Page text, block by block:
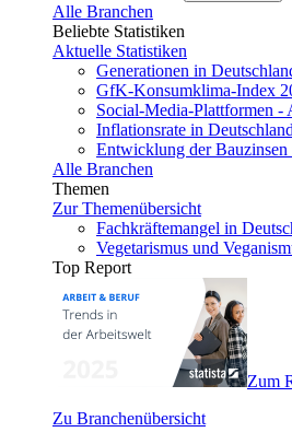
Alle Branchen
Beliebte Statistiken
Aktuelle Statistiken
Generationen in
GfK-Konsumklima-Index
Social-Media-Plattformen -
Inflationsrate in
Entwicklung der
Alle Branchen
Themen
Zur Themenübersicht
Fachkräftemangel in
Vegetarismus und
Top Report
Zum
Zu Branchenübersicht